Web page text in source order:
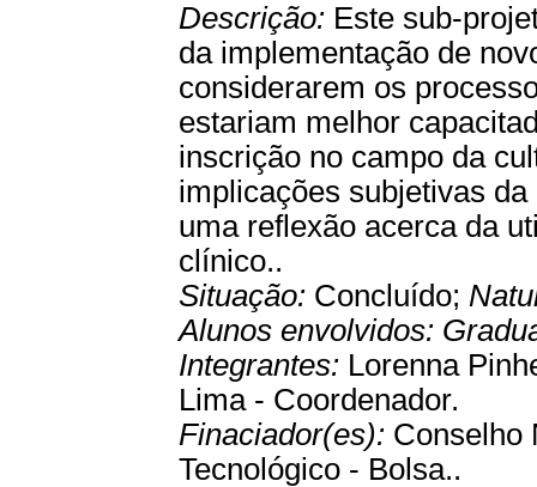
Descrição: Este sub-
da implementação de
considerarem os
estariam melhor
inscrição no campo da
implicações subjetivas
uma reflexão acerca da
clínico..
Situação: Concluído;
Alunos envolvidos:
Integrantes: Lorenna
Lima - Coordenador.
Finaciador(es): Conselho
Tecnológico - Bolsa..